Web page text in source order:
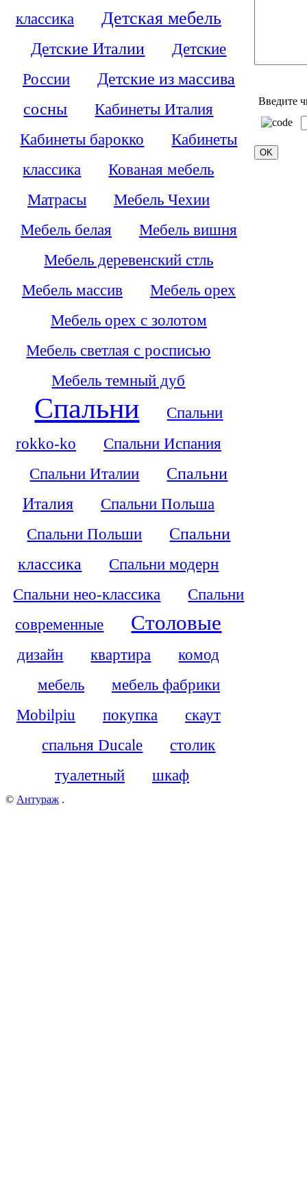
классика Детская мебель
Детские Италии
Детские
России
Детские из массива
сосны
Кабинеты Италия
Кабинеты барокко
Кабинеты
классика
Кованая мебель
Матрасы
Мебель Чехии
Мебель белая
Мебель вишня
Мебель деревенский стль
Мебель массив
Мебель орех
Мебель орех с золотом
Мебель светлая с росписью
Мебель темный дуб
Спальни
Спальни
rokko-ko
Спальни Испания
Спальни Италии
Спальни
Италия
Спальни Польша
Спальни Польши
Спальни
классика
Спальни модерн
Спальни нео-классика
Спальни
современные
Столовые
дизайн квартира
комод
мебель
мебель фабрики
Mobilpiu
покупка
скаут
спальня Ducale
столик
туалетный
шкаф
Введите
© Антураж .